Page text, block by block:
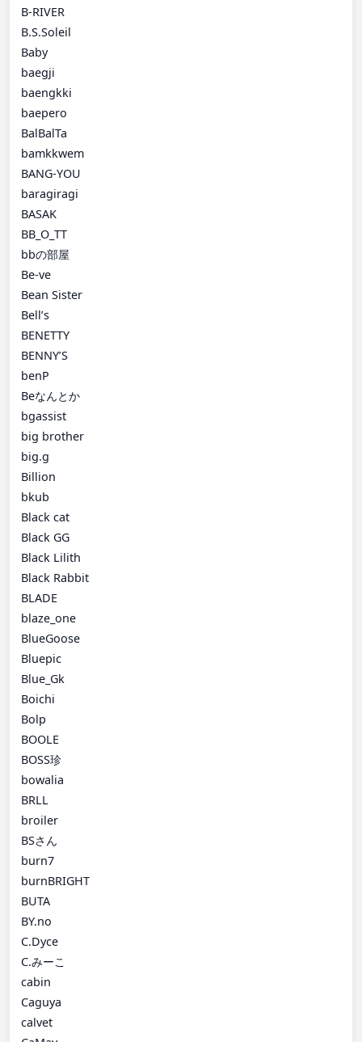
B-RIVER
B.S.Soleil
Baby
baegji
baengkki
baepero
BalBalTa
bamkkwem
BANG-YOU
baragiragi
BASAK
BB_O_TT
bbの部屋
Be-ve
Bean Sister
Bell’s
BENETTY
BENNY’S
benP
Beなんとか
bgassist
big brother
big.g
Billion
bkub
Black cat
Black GG
Black Lilith
Black Rabbit
BLADE
blaze_one
BlueGoose
Bluepic
Blue_Gk
Boichi
Bolp
BOOLE
BOSS珍
bowalia
BRLL
broiler
BSさん
burn7
burnBRIGHT
BUTA
BY.no
C.Dyce
C.みーこ
cabin
Caguya
calvet